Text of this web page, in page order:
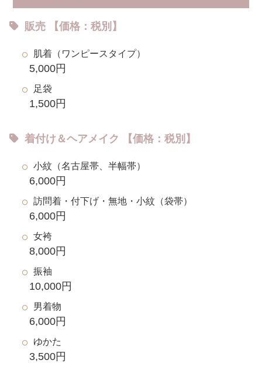
販売 【価格：税別】
肌着（ワンピースタイプ）
5,000円
足袋
1,500円
着付け＆ヘアメイク 【価格：税別】
小紋（名古屋帯、半幅帯）
6,000円
訪問着・付下げ・無地・小紋（袋帯）
6,000円
女袴
8,000円
振袖
10,000円
男着物
6,000円
ゆかた
3,500円